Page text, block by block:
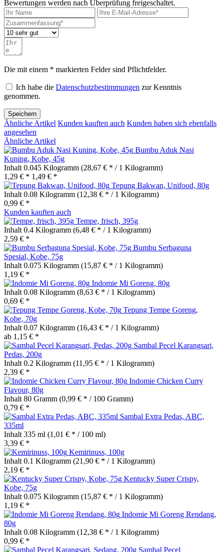
Bewertungen werden nach Überprüfung freigeschaltet.
Die mit einem * markierten Felder sind Pflichtfelder.
Ich habe die Datenschutzbestimmungen zur Kenntnis
genommen.
Speichern
Ähnliche Artikel Kunden kauften auch Kunden haben sich ebenfalls
angesehen
Ähnliche Artikel
Bumbu Aduk Nasi
Kuning, Kobe, 45g
Inhalt 0.045 Kilogramm (28,67 € * / 1 Kilogramm)
1,29 € * 1,49 € *
Tepung Bakwan, Unifood, 80g
Inhalt 0.08 Kilogramm (12,38 € * / 1 Kilogramm)
0,99 € *
Kunden kauften auch
Tempe, frisch, 395g
Inhalt 0.4 Kilogramm (6,48 € * / 1 Kilogramm)
2,59 € *
Bumbu Serbaguna
Spesial, Kobe, 75g
Inhalt 0.075 Kilogramm (15,87 € * / 1 Kilogramm)
1,19 € *
Indomie Mi Goreng, 80g
Inhalt 0.08 Kilogramm (8,63 € * / 1 Kilogramm)
0,69 € *
Tepung Tempe Goreng,
Kobe, 70g
Inhalt 0.07 Kilogramm (16,43 € * / 1 Kilogramm)
ab 1,15 € *
Sambal Pecel Karangsari,
Pedas, 200g
Inhalt 0.2 Kilogramm (11,95 € * / 1 Kilogramm)
2,39 € *
Indomie Chicken Curry
Flavour, 80g
Inhalt 80 Gramm (0,99 € * / 100 Gramm)
0,79 € *
Sambal Extra Pedas, ABC,
335ml
Inhalt 335 ml (1,01 € * / 100 ml)
3,39 € *
Kemirinuss, 100g
Inhalt 0.1 Kilogramm (21,90 € * / 1 Kilogramm)
2,19 € *
Kentucky Super Crispy,
Kobe, 75g
Inhalt 0.075 Kilogramm (15,87 € * / 1 Kilogramm)
1,19 € *
Indomie Mi Goreng Rendang,
80g
Inhalt 0.08 Kilogramm (12,38 € * / 1 Kilogramm)
0,99 € *
Sambal Pecel